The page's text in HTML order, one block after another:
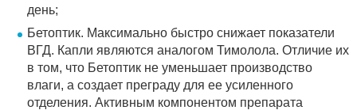
день;
Бетоптик. Максимально быстро снижает показатели
ВГД. Капли являются аналогом Тимолола. Отличие их
в том, что Бетоптик не уменьшает производство
влаги, а создает преграду для ее усиленного
отделения. Активным компонентом препарата